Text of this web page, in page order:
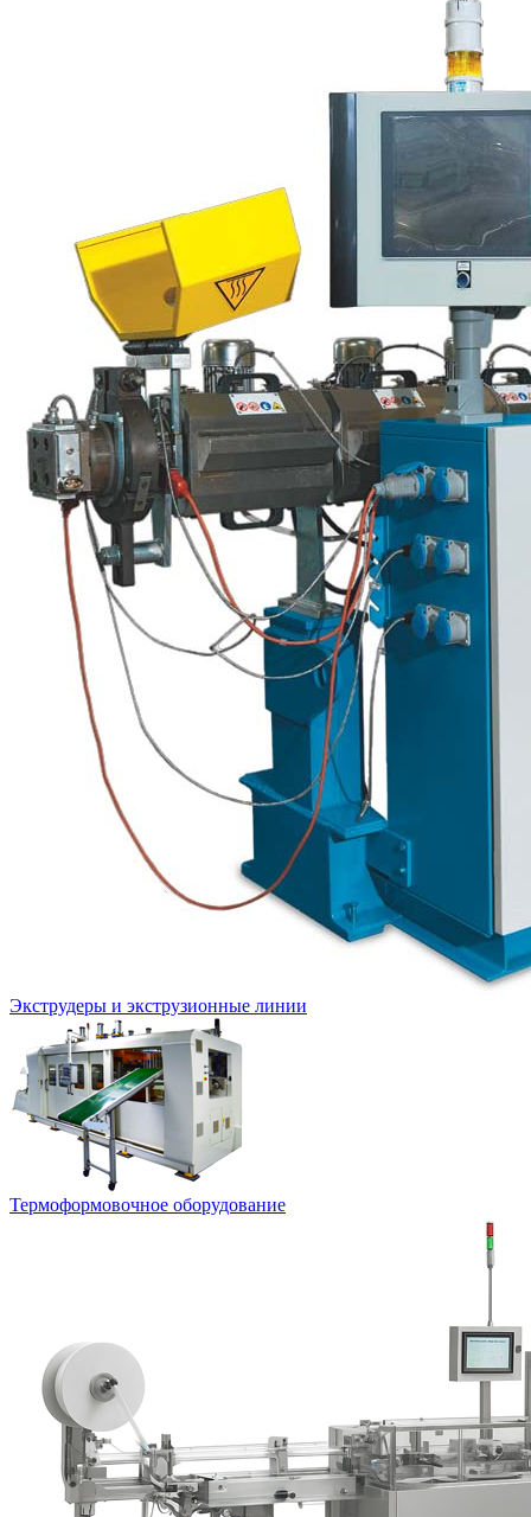
Экструдеры и экструзионные линии
Термоформовочное оборудование